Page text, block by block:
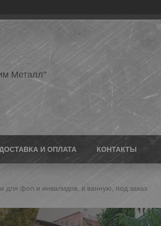
Металл"
И ОПЛАТА КОНТАКТЫ
для фол и инвалидов, в ванную, под заказ